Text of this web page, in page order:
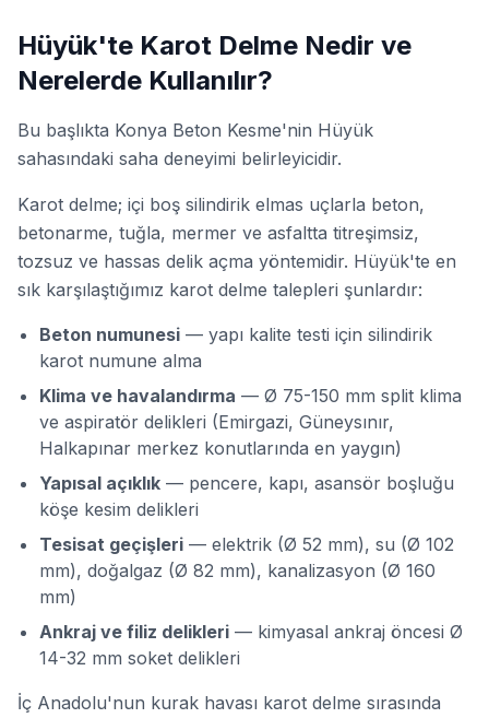
Hüyük'te Karot Delme Nedir ve
Nerelerde Kullanılır?
Bu başlıkta Konya Beton Kesme'nin Hüyük
sahasındaki saha deneyimi belirleyicidir.
Karot delme; içi boş silindirik elmas uçlarla beton,
betonarme, tuğla, mermer ve asfaltta titreşimsiz,
tozsuz ve hassas delik açma yöntemidir. Hüyük'te en
sık karşılaştığımız karot delme talepleri şunlardır:
Beton numunesi — yapı kalite testi için silindirik
karot numune alma
Klima ve havalandırma — Ø 75-150 mm split klima
ve aspiratör delikleri (Emirgazi, Güneysınır,
Halkapınar merkez konutlarında en yaygın)
Yapısal açıklık — pencere, kapı, asansör boşluğu
köşe kesim delikleri
Tesisat geçişleri — elektrik (Ø 52 mm), su (Ø 102
mm), doğalgaz (Ø 82 mm), kanalizasyon (Ø 160
mm)
Ankraj ve filiz delikleri — kimyasal ankraj öncesi Ø
14-32 mm soket delikleri
İç Anadolu'nun kurak havası karot delme sırasında